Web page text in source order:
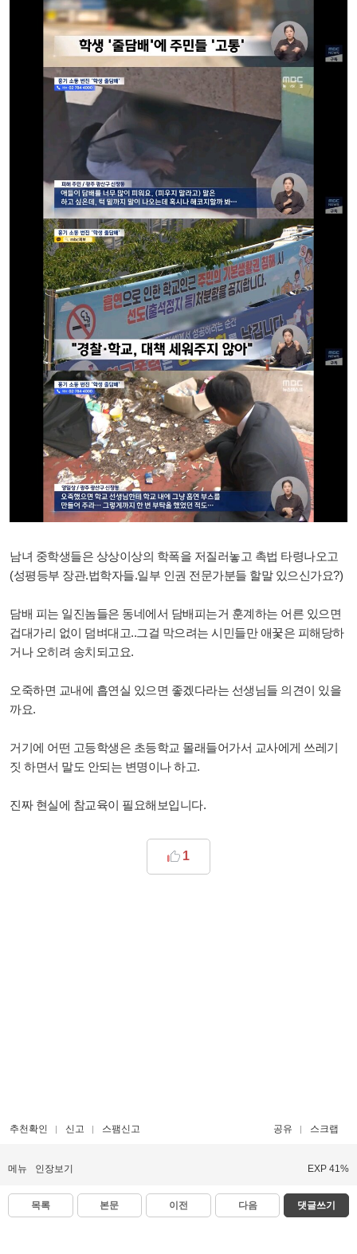
남녀 중학생들은 상상이상의 학폭을 저질러놓고 촉법 타령나오고
(성평등부 장관.법학자들.일부 인권 전문가분들 할말 있으신가요?)
담배 피는 일진놈들은 동네에서 담배피는거 훈계하는 어른 있으면
겁대가리 없이 덤벼대고..그걸 막으려는 시민들만 애꿏은 피해당하
거나 오히려 송치되고요.
오죽하면 교내에 흡연실 있으면 좋겠다라는 선생님들 의견이 있을
까요.
거기에 어떤 고등학생은 초등학교 몰래들어가서 교사에게 쓰레기
짓 하면서 말도 안되는 변명이나 하고.
진짜 현실에 참교육이 필요해보입니다.
1
추천확인 신고 스팸신고 공유 스크랩
메뉴 인장보기 EXP 41%
목록 본문 이전 다음 댓글쓰기